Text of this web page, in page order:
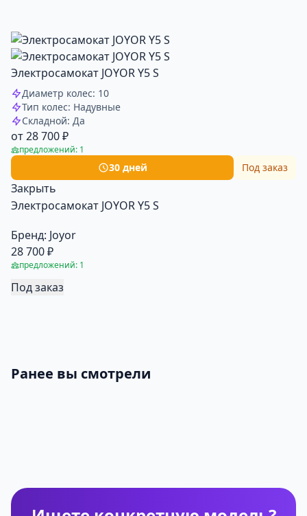
Электросамокат JOYOR Y5 S
Диаметр колес: 10
Тип колес: Надувные
Складной: Да
от 28 700 ₽
предложений: 1
30 дней Под заказ
Закрыть
Электросамокат JOYOR Y5 S
Бренд: Joyor
28 700 ₽
предложений: 1
Под заказ
Ранее вы смотрели